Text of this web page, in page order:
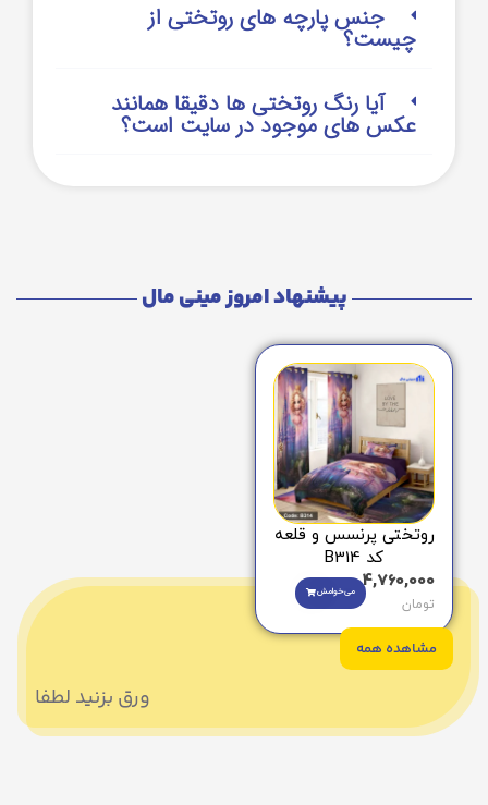
جنس پارچه های روتختی از
چیست؟
آیا رنگ روتختی ها دقیقا همانند
عکس های موجود در سایت است؟
پیشنهاد امروز مینی مال
روتختی پرنسس و قلعه
کد B314
4,760,000
تومان
می‌خوامش
مشاهده همه
ورق بزنید لطفا